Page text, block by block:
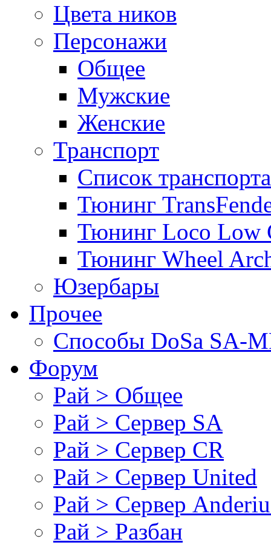
Цвета ников
Персонажи
Общее
Мужские
Женские
Транспорт
Список транспорта
Тюнинг
Тюнинг Loco Low
Тюнинг Wheel
Юзербары
Прочее
Cпособы DoSа SA-
Форум
Рай > Общее
Рай > Сервер SA
Рай > Сервер CR
Рай > Сервер United
Рай > Сервер
Рай > Разбан